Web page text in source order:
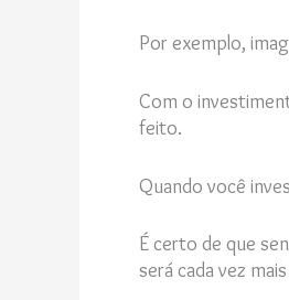
Por exemplo,
Com o
feito.
Quando você
É certo de que
será cada vez